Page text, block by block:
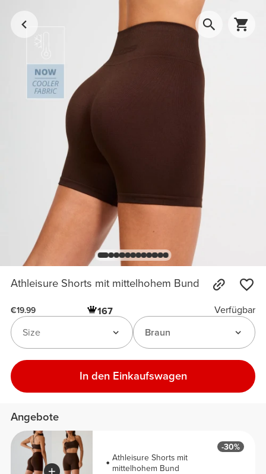
Athleisure Shorts mit mittelhohem Bund
€19.99 167
Verfügbar
Braun
Size
In den Einkaufswagen
Angebote
Athleisure Shorts mit
mittelhohem Bund
-30%